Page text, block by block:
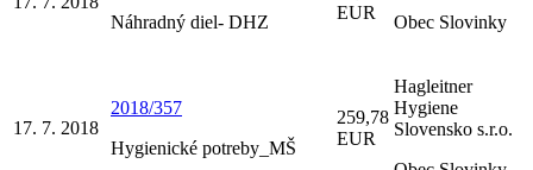
Náhradný diel- DHZ
EUR
Obec Slovinky
17. 7. 2018
2018/357
Hygienické potreby_MŠ
259,78
EUR
Hagleitner
Hygiene
Slovensko s.r.o.